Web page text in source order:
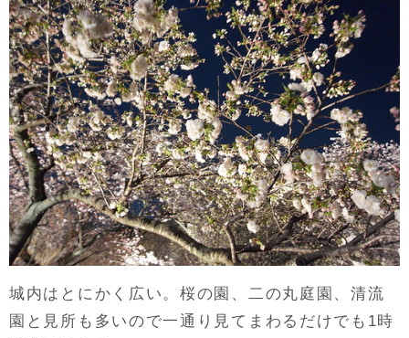
城内はとにかく広い。桜の園、二の丸庭園、清流
園と見所も多いので一通り見てまわるだけでも1時